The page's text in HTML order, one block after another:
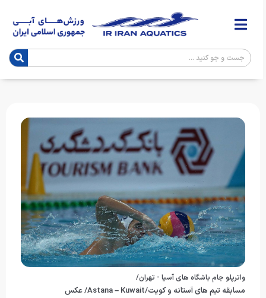
واترپلو جام باشگاه های آسیا - تهران/
مسابقه تیم های آستانه و کویت/Astana – Kuwait/ عکس